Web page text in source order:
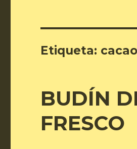
Etiqueta: cacao
BUDÍN
FRESCO